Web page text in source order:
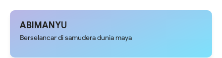
Patroli Dialogis
Rumah milik Bapak Harim
ABIMANYU
Berselancar di samudera dunia maya